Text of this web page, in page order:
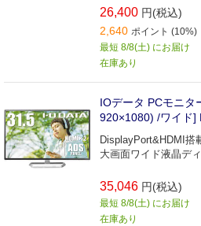
26,400 円(税込)
2,640 ポイント (10%)
最短 8/8(土) にお届け
在庫あり
IOデータ PCモニタ
920×1080) /ワイド]
DisplayPort&HDMI搭
大画面ワイド液晶デ
35,046 円(税込)
最短 8/8(土) にお届け
在庫あり